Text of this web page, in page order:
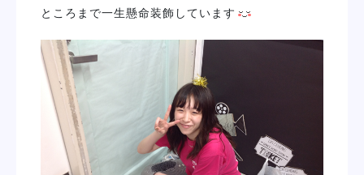
ところまで一生懸命装飾しています